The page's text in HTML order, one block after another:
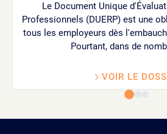
Le Document Unique
Professionnels (DUERP) est une
tous les employeurs dès
Pourtant, dans de
VOIR LE